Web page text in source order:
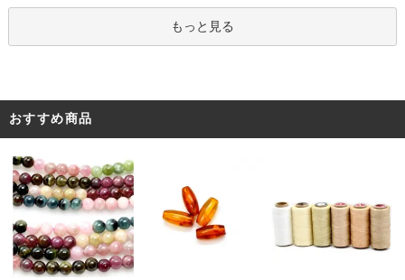
もっと見る
おすすめ商品